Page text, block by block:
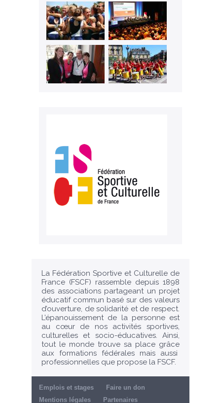
La Fédération Sportive et Culturelle de
France (FSCF) rassemble depuis 1898
des associations partageant un projet
éducatif commun basé sur des valeurs
d’ouverture, de solidarité et de respect.
L’épanouissement de la personne est
au cœur de nos activités sportives,
culturelles et socio-éducatives. Ainsi,
tout le monde trouve sa place grâce
aux formations fédérales mais aussi
professionnelles que propose la FSCF.
Emplois et stages
Faire un don
Mentions légales
Partenaires